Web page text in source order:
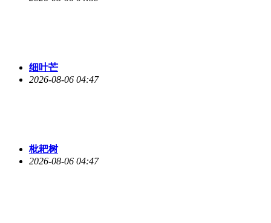
细叶芒
2026-08-06 04:47
枇耙树
2026-08-06 04:47